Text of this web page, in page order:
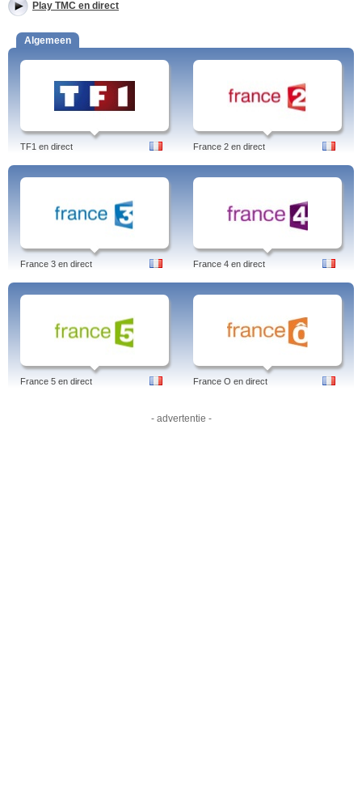
Play TMC en direct
Algemeen
TF1 en direct France 2 en direct
France 3 en direct France 4 en direct
France 5 en direct France O en direct
- advertentie -